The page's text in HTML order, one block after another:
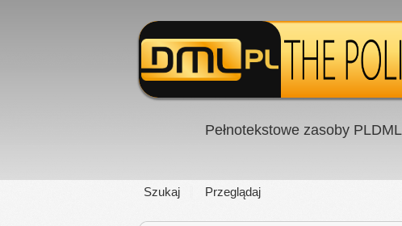
Pełnotekstowe zasoby
Szukaj Przeglądaj